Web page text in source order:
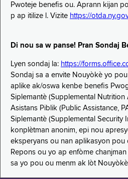
Pwoteje benefis ou. Aprann kijan
p ap itilize l. Vizite https://
Di nou sa w panse! Pran Sondaj
Lyen sondaj la: https://
Sondaj sa a envite Nouyòkè yo
aplike ak/oswa kenbe benefis
Siplemantè (Supplemental Nutrition
Asistans Piblik (Public Assistance,
Siplemantè (Supplemental Security
konplètman anonim, epi nou
eksperyans ou nan aplikasyon
Repons ou yo ap enfòme
sa yo pou ou menm ak lòt